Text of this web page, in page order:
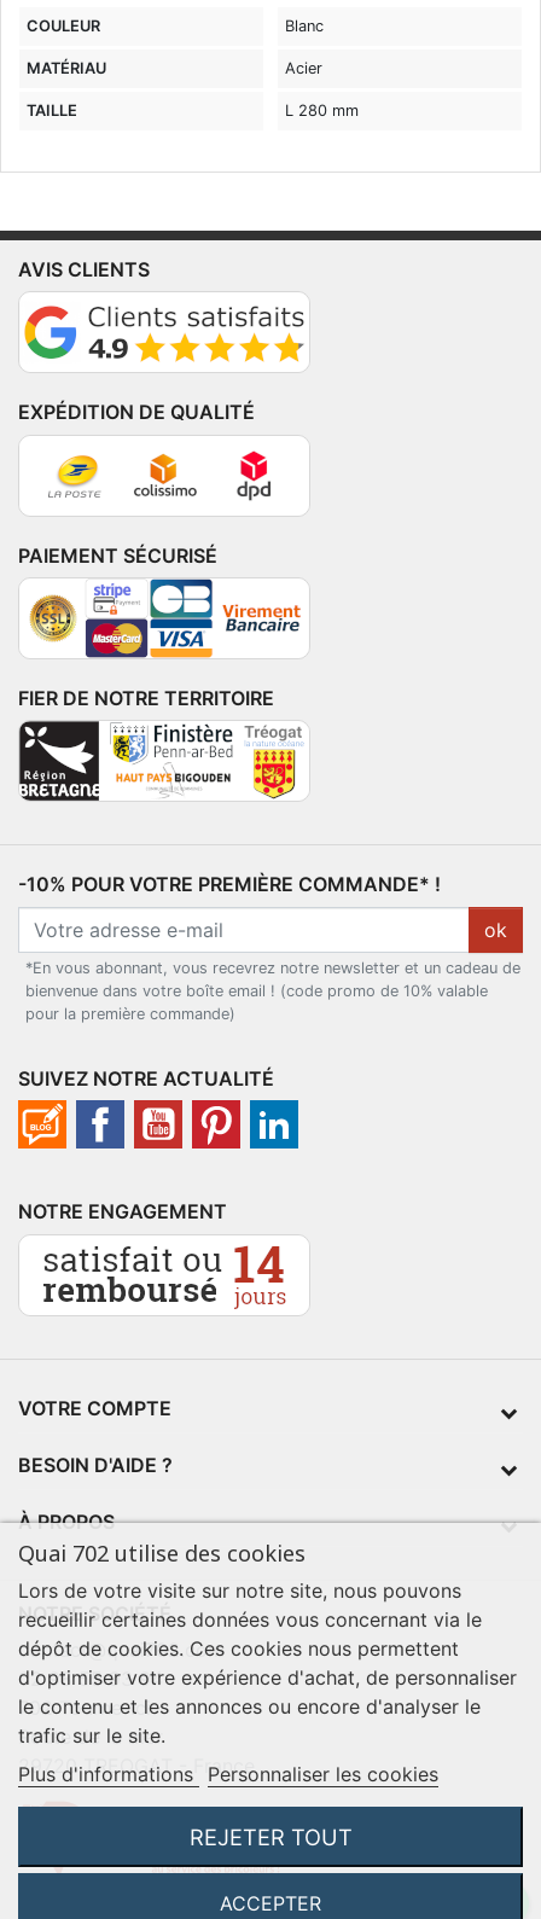
COULEUR Blanc
MATÉRIAU Acier
TAILLE L 280 mm
AVIS CLIENTS
EXPÉDITION DE QUALITÉ
PAIEMENT SÉCURISÉ
FIER DE NOTRE TERRITOIRE
-10% POUR VOTRE PREMIÈRE COMMANDE* !
ok
*En vous abonnant, vous recevrez notre newsletter et un cadeau de
bienvenue dans votre boîte email ! (code promo de 10% valable
pour la première commande)
SUIVEZ NOTRE ACTUALITÉ
NOTRE ENGAGEMENT
VOTRE COMPTE
BESOIN D'AIDE ?
À PROPOS
NOTRE SOCIÉTÉ
contact@quai702.com
02 98 55 93 94
702 Tourne-Ici
Route de la mer
29720 TREOGAT - France
Quai 702 utilise des cookies
Lors de votre visite sur notre site, nous pouvons
recueillir certaines données vous concernant via le
dépôt de cookies. Ces cookies nous permettent
d'optimiser votre expérience d'achat, de personnaliser
le contenu et les annonces ou encore d'analyser le
trafic sur le site.
Plus d'informations
Personnaliser les cookies
REJETER TOUT
ACCEPTER